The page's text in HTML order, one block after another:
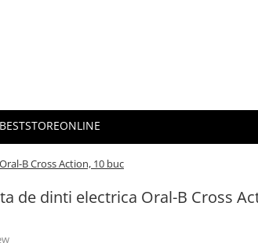
B Cross Action, 10 buc
de dinti electrica Oral-B Cross